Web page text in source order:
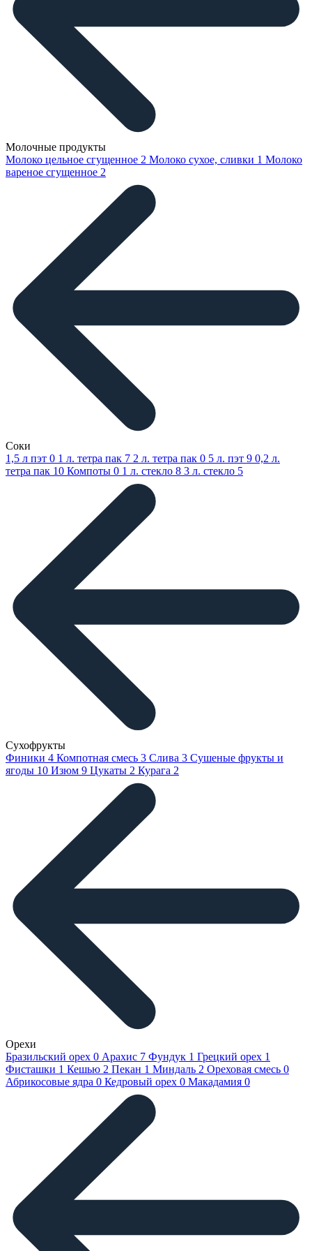
Молочные продукты
Молоко цельное сгущенное 2 Молоко сухое, сливки 1 Молоко
вареное сгущенное 2
Соки
1,5 л пэт 0 1 л. тетра пак 7 2 л. тетра пак 0 5 л. пэт 9 0,2 л.
тетра пак 10 Компоты 0 1 л. стекло 8 3 л. стекло 5
Сухофрукты
Финики 4 Компотная смесь 3 Слива 3 Сушеные фрукты и
ягоды 10 Изюм 9 Цукаты 2 Курага 2
Орехи
Бразильский орех 0 Арахис 7 Фундук 1 Грецкий орех 1
Фисташки 1 Кешью 2 Пекан 1 Миндаль 2 Ореховая смесь 0
Абрикосовые ядра 0 Кедровый орех 0 Макадамия 0